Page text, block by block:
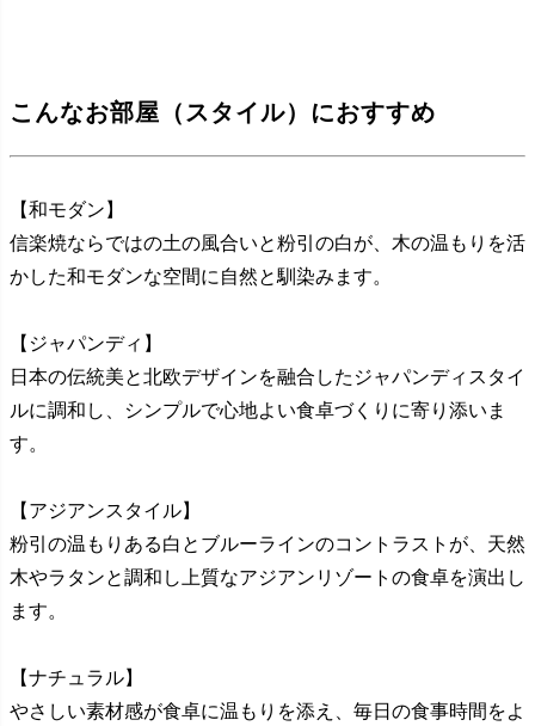
こんなお部屋（スタイル）におすすめ
【和モダン】
信楽焼ならではの土の風合いと粉引の白が、木の温もりを活
かした和モダンな空間に自然と馴染みます。
【ジャパンディ】
日本の伝統美と北欧デザインを融合したジャパンディスタイ
ルに調和し、シンプルで心地よい食卓づくりに寄り添いま
す。
【アジアンスタイル】
粉引の温もりある白とブルーラインのコントラストが、天然
木やラタンと調和し上質なアジアンリゾートの食卓を演出し
ます。
【ナチュラル】
やさしい素材感が食卓に温もりを添え、毎日の食事時間をよ